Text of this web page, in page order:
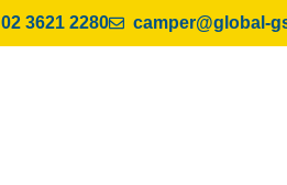
02 3621 2280 camper@global-